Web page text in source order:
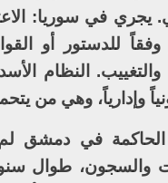
يجري في سوريا:
وفقاً للدستور أو
والتغييب. النظام
وإدارياً، وهي من
الحاكمة في دمشق لم
والسجون، طوال